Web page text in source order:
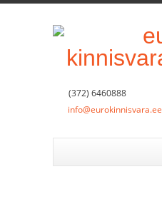
(372) 6460888
info@eurokinnisvara.ee